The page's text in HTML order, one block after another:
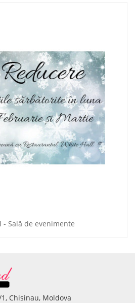
Sală de evenimente
Chisinau, Moldova